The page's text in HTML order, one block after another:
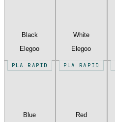
Black
Elegoo
White
Elegoo
PLA RAPID
Blue
PLA RAPID
Red